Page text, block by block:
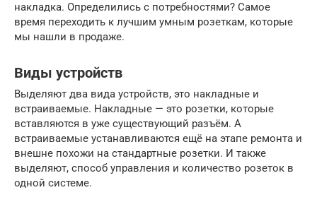
накладка. Определились с потребностями? Самое
время переходить к лучшим умным розеткам, которые
мы нашли в продаже.
Виды устройств
Выделяют два вида устройств, это накладные и
встраиваемые. Накладные — это розетки, которые
вставляются в уже существующий разъём. А
встраиваемые устанавливаются ещё на этапе ремонта и
внешне похожи на стандартные розетки. И также
выделяют, способ управления и количество розеток в
одной системе.